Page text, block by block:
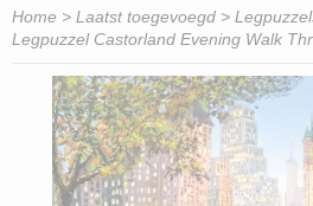
Home > Laatst toegevoegd >
Legpuzzel Castorland Evening Walk